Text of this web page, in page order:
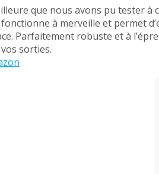
que nous avons pu tester à
à merveille et permet
Parfaitement robuste et à
sorties.